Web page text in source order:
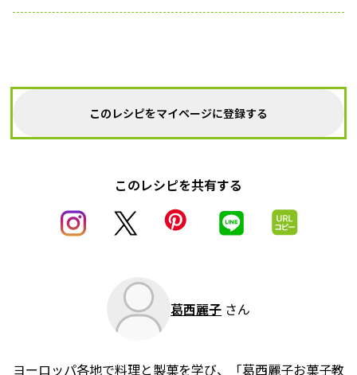
このレシピをマイページに登録する
このレシピを共有する
葛西麗子 さん
ヨーロッパ各地で料理と製菓を学び、「葛西麗子お菓子教